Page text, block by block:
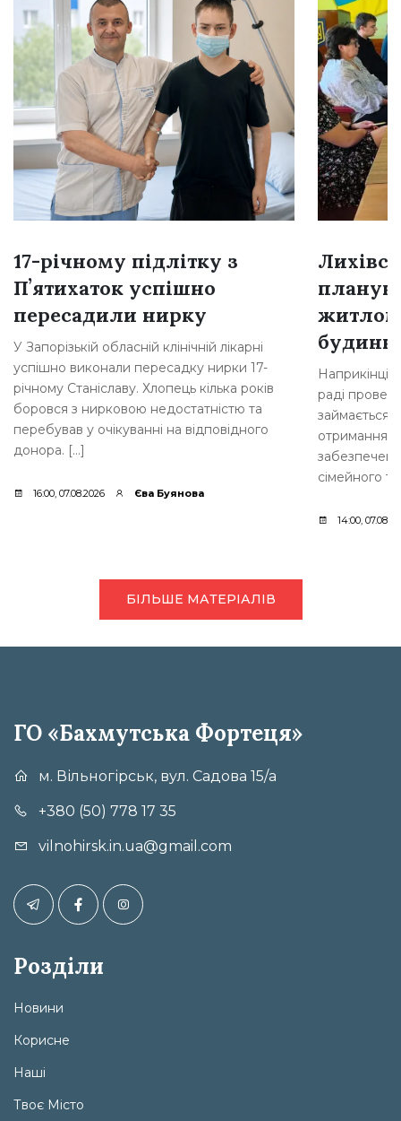
17-річному підлітку з
Пʼятихаток успішно
пересадили нирку
У Запорізькій обласній клінічній лікарні
успішно виконали пересадку нирки 17-
річному Станіславу. Хлопець кілька років
боровся з нирковою недостатністю та
перебував у очікуванні на відповідного
донора. […]
16:00, 07.08.2026 Єва Буянова
Наприкінці
раді
займається
отримання
сімейного
14:00,
БІЛЬШЕ МАТЕРІАЛІВ
ГО «Бахмутська Фортеця»
м. Вільногірськ, вул. Садова 15/а
+380 (50) 778 17 35
vilnohirsk.in.ua@gmail.com
Розділи
Новини
Корисне
Наші
Твоє Місто